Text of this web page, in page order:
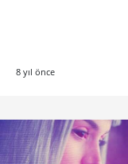
8 yıl önce